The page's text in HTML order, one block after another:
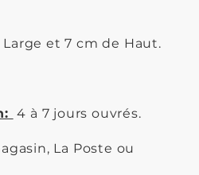
et 7 cm de Haut.
4 à 7 jours ouvrés.
La Poste ou